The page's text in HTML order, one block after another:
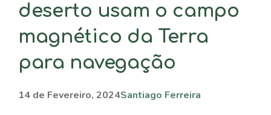
deserto usam o campo
magnético da Terra
para navegação
14 de Fevereiro, 2024Santiago Ferreira